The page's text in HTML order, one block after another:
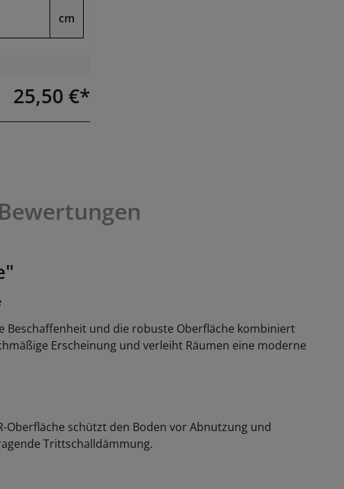
cm
25,50 €*
Bewertungen
Beschaffenheit und die robuste Oberfläche kombiniert
Erscheinung und verleiht Räumen eine moderne
Oberfläche schützt den Boden vor Abnutzung und
Trittschalldämmung.